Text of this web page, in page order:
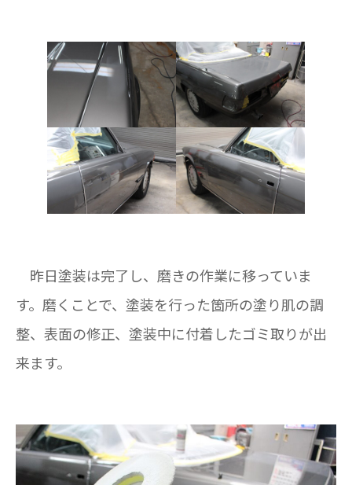
昨日塗装は完了し、磨きの作業に移っていま
す。磨くことで、塗装を行った箇所の塗り肌の調
整、表面の修正、塗装中に付着したゴミ取りが出
来ます。